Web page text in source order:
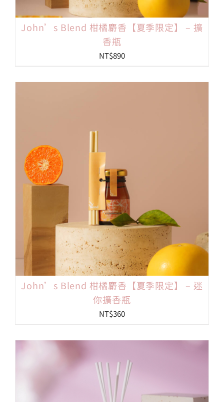
John’s Blend 柑橘麝香【夏季限定】 – 擴
香瓶
NT$890
John’s Blend 柑橘麝香【夏季限定】 – 迷
你擴香瓶
NT$360